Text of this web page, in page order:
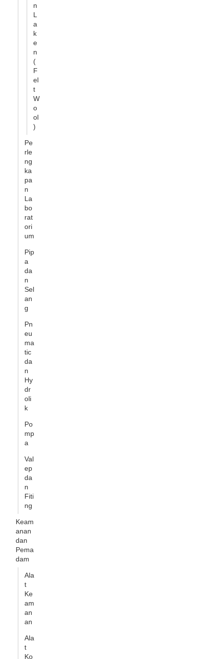
n
L
a
k
e
n
(
F
el
t
W
o
ol
)
Pe
rle
ng
ka
pa
n
La
bo
rat
ori
um
Pip
a
da
n
Sel
an
g
Pn
eu
ma
tic
da
n
Hy
dr
oli
k
Po
mp
a
Val
ep
da
n
Fiti
ng
Keam
anan
dan
Pema
dam
Ala
t
Ke
am
an
an
Ala
t
Ko